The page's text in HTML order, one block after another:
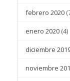
febrero 2020
enero 2020 (4)
diciembre
noviembre